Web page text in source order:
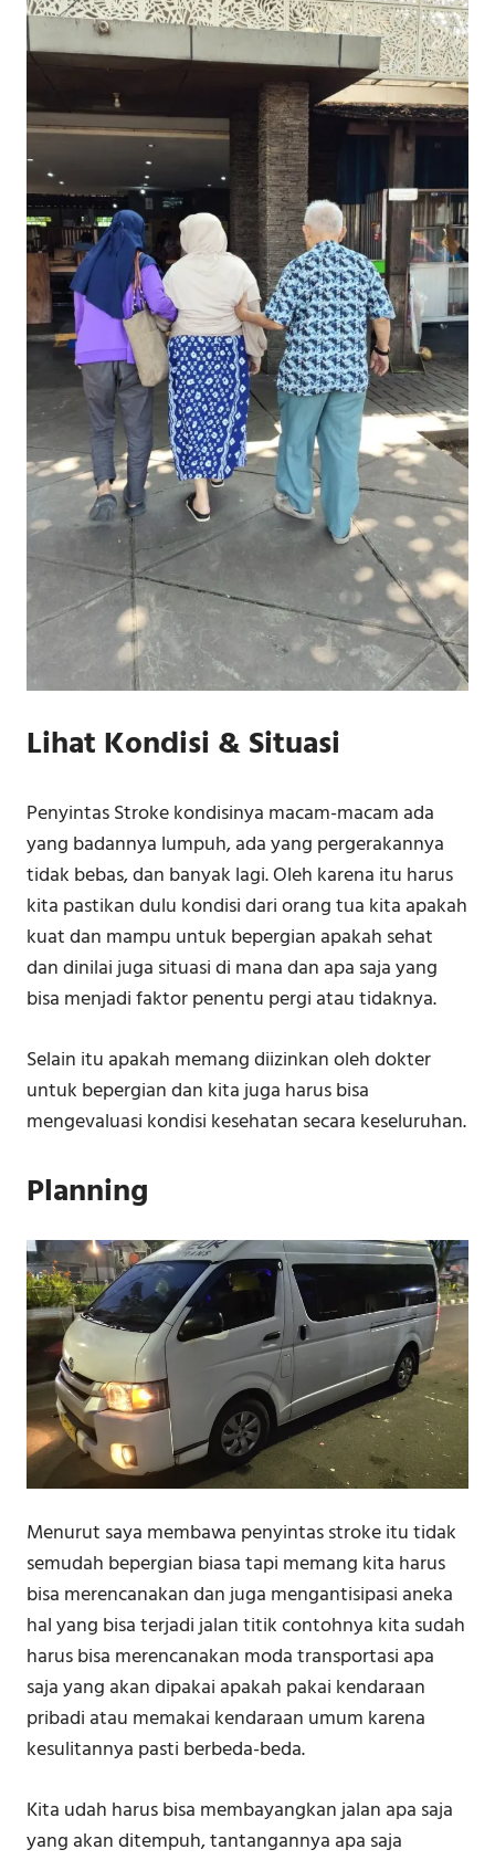
Lihat Kondisi & Situasi
Penyintas Stroke kondisinya macam-macam ada
yang badannya lumpuh, ada yang pergerakannya
tidak bebas, dan banyak lagi. Oleh karena itu harus
kita pastikan dulu kondisi dari orang tua kita apakah
kuat dan mampu untuk bepergian apakah sehat
dan dinilai juga situasi di mana dan apa saja yang
bisa menjadi faktor penentu pergi atau tidaknya.
Selain itu apakah memang diizinkan oleh dokter
untuk bepergian dan kita juga harus bisa
mengevaluasi kondisi kesehatan secara keseluruhan.
Planning
Menurut saya membawa penyintas stroke itu tidak
semudah bepergian biasa tapi memang kita harus
bisa merencanakan dan juga mengantisipasi aneka
hal yang bisa terjadi jalan titik contohnya kita sudah
harus bisa merencanakan moda transportasi apa
saja yang akan dipakai apakah pakai kendaraan
pribadi atau memakai kendaraan umum karena
kesulitannya pasti berbeda-beda.
Kita udah harus bisa membayangkan jalan apa saja
yang akan ditempuh, tantangannya apa saja